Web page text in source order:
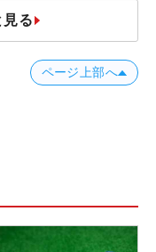
見る
ページ上部へ